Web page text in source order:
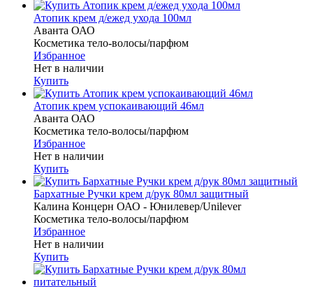
Атопик крем д/ежед ухода 100мл
Аванта ОАО
Косметика тело-волосы/парфюм
Избранное
Нет в наличии
Купить
Атопик крем успокаивающий 46мл
Аванта ОАО
Косметика тело-волосы/парфюм
Избранное
Нет в наличии
Купить
Бархатные Ручки крем д/рук 80мл защитный
Калина Концерн ОАО - Юнилевер/Unilever
Косметика тело-волосы/парфюм
Избранное
Нет в наличии
Купить